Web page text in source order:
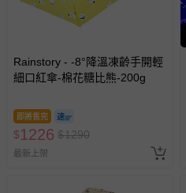
Rainstory - -8°降溫凍齡手開輕
細口紅傘-棉花糖比熊-200g
即將售完
$1226 $1290
最新上架